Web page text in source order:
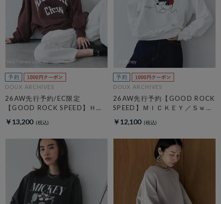
DOUX ARCHIVES
26AW先行予約/EC限定
【GOOD ROCK SPEED】ＨＡ
￥13,200
DOUX ARCHIVES
26AW先行予約【GOOD ROCK
SPEED】ＭＩＣＫＥＹ／Ｓｗｅ
￥12,100